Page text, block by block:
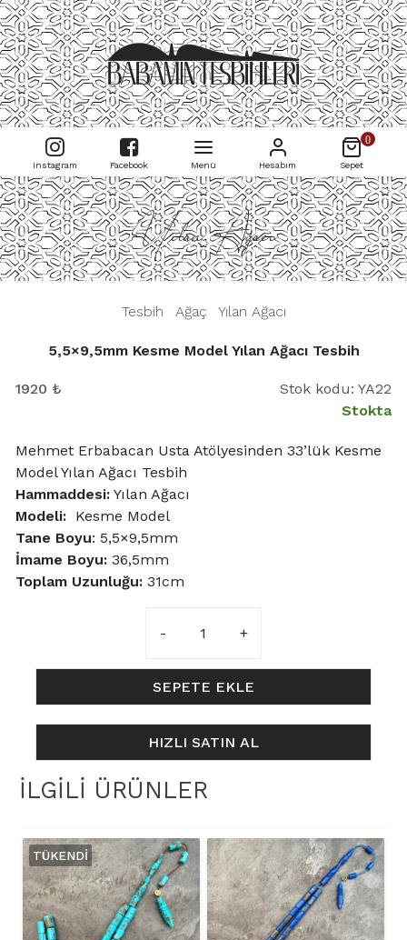
Instagram Facebook Menü Hesabım
0
Sepet
Yılan Ağacı
Tesbih Ağaç Yılan Ağacı
5,5×9,5mm Kesme Model Yılan Ağacı Tesbih
1920 ₺ Stok kodu: YA22
Stokta
Mehmet Erbabacan Usta Atölyesinden 33’lük Kesme
Model Yılan Ağacı Tesbih
Hammaddesi: Yılan Ağacı
Modeli: Kesme Model
Tane Boyu: 5,5×9,5mm
İmame Boyu: 36,5mm
Toplam Uzunluğu: 31cm
Kesme
Yılan
Ağacı
Tesbih
adet
SEPETE EKLE
HIZLI SATIN AL
İLGILI ÜRÜNLER
TÜKENDI